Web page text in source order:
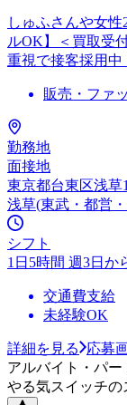
しゅふさんや女
ルOK】＜買取受
重視で接客採用中
販売・ファ
勤務地
面接地
東京都台東区浅草
浅草(東武・都営
シフト
1日5時間 週3日か
交通費支給
未経験OK
詳細を見る
応募
アルバイト・パー
やる気スイッチの